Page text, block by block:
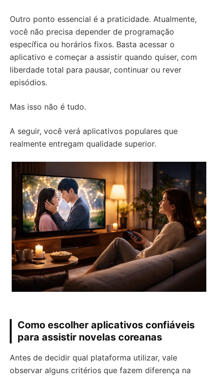
Outro ponto essencial é a praticidade. Atualmente,
você não precisa depender de programação
específica ou horários fixos. Basta acessar o
aplicativo e começar a assistir quando quiser, com
liberdade total para pausar, continuar ou rever
episódios.
Mas isso não é tudo.
A seguir, você verá aplicativos populares que
realmente entregam qualidade superior.
Como escolher aplicativos confiáveis
para assistir novelas coreanas
Antes de decidir qual plataforma utilizar, vale
observar alguns critérios que fazem diferença na